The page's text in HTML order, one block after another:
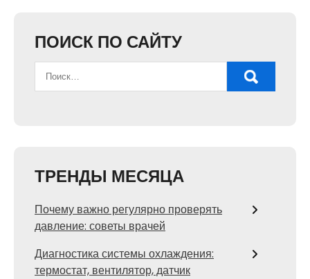
ПОИСК ПО САЙТУ
ТРЕНДЫ МЕСЯЦА
Почему важно регулярно проверять
давление: советы врачей
Диагностика системы охлаждения:
термостат, вентилятор, датчик